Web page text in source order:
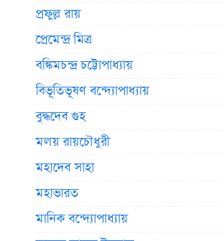
প্রফুল্ল রায়
প্রেমেন্দ্র মিত্র
বঙ্কিমচন্দ্র চট্টোপাধ্যায়
বিভূতিভূষণ বন্দ্যোপাধ্যায়
বুদ্ধদেব গুহ
মলয় রায়চৌধুরী
মহাদেব সাহা
মহাভারত
মানিক বন্দ্যোপাধ্যায়